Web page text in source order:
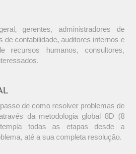
gerentes, administradores de
de contabilidade, auditores internos e
recursos humanos, consultores,
de como resolver problemas de
da metodologia global 8D (8
todas as etapas desde a
até a sua completa resolução.